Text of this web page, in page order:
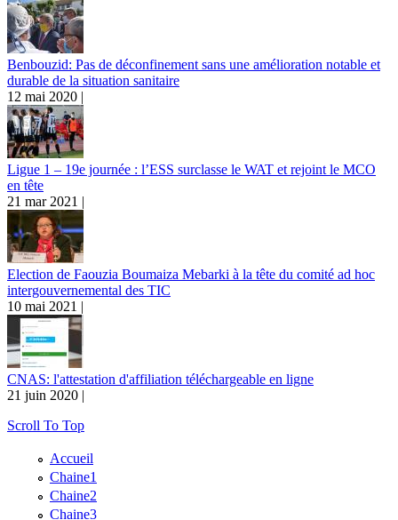
Benbouzid: Pas de déconfinement sans une amélioration notable et
durable de la situation sanitaire
12 mai 2020 |
Ligue 1 – 19e journée : l’ESS surclasse le WAT et rejoint le MCO
en tête
21 mar 2021 |
Election de Faouzia Boumaiza Mebarki à la tête du comité ad hoc
intergouvernemental des TIC
10 mai 2021 |
CNAS: l'attestation d'affiliation téléchargeable en ligne
21 juin 2020 |
Scroll To Top
Accueil
Chaine1
Chaine2
Chaine3